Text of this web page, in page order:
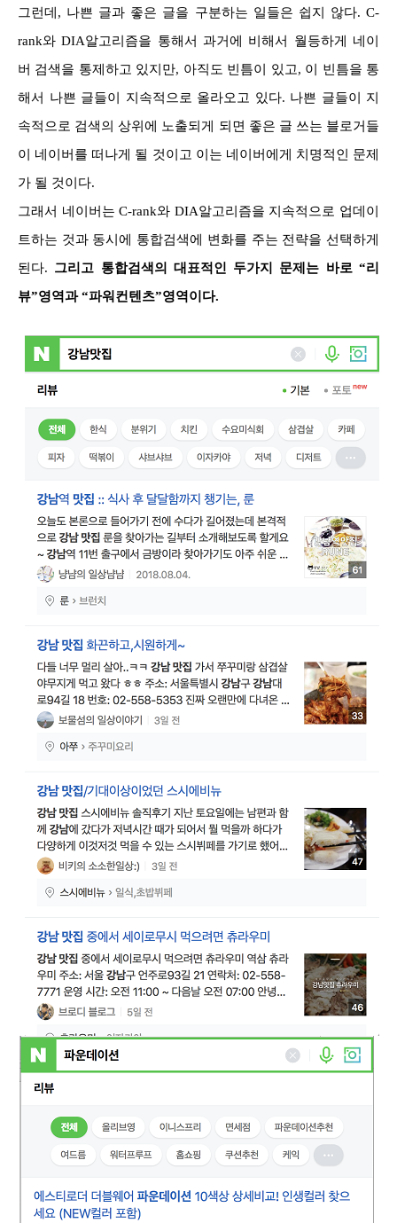
그런데, 나쁜 글과 좋은 글을 구분하는 일들은 쉽지 않다. C-
rank와 DIA알고리즘을 통해서 과거에 비해서 월등하게 네이
버 검색을 통제하고 있지만, 아직도 빈틈이 있고, 이 빈틈을 통
해서 나쁜 글들이 지속적으로 올라오고 있다. 나쁜 글들이 지
속적으로 검색의 상위에 노출되게 되면 좋은 글 쓰는 블로거들
이 네이버를 떠나게 될 것이고 이는 네이버에게 치명적인 문제
가 될 것이다.
그래서 네이버는 C-rank와 DIA알고리즘을 지속적으로 업데이
트하는 것과 동시에 통합검색에 변화를 주는 전략을 선택하게
된다. 그리고 통합검색의 대표적인 두가지 문제는 바로 “리
뷰”영역과 “파워컨텐츠”영역이다.